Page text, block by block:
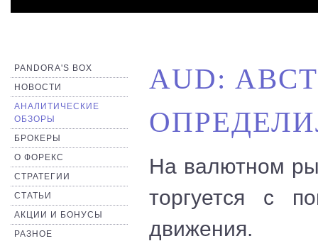
PANDORA'S BOX
НОВОСТИ
АНАЛИТИЧЕСКИЕ
ОБЗОРЫ
БРОКЕРЫ
О ФОРЕКС
СТРАТЕГИИ
СТАТЬИ
АКЦИИ И БОНУСЫ
РАЗНОЕ
AUD:
На валютном
торгуется с
движения.